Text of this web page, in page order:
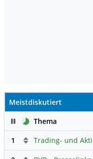
Meistdiskutiert
PauseThema
1